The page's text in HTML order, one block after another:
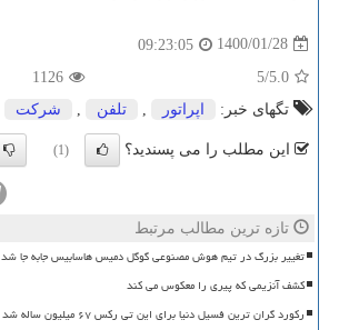
1400/01/28
09:23:05
5.0
/5
1126
تگهای خبر:
اپراتور تلفن شركت
این مطلب را می پسندید؟ (1)
تازه ترین مطالب مرتبط
تغییر بزرگ در تیم هوش مصنوعی گوگل دمیس هاسابیس جابه جا شد
کشف آنزیمی که پیری را معکوس می کند
رکورد گران ترین فسیل دنیا برای این تی رکس ۶۷ میلیون ساله شد